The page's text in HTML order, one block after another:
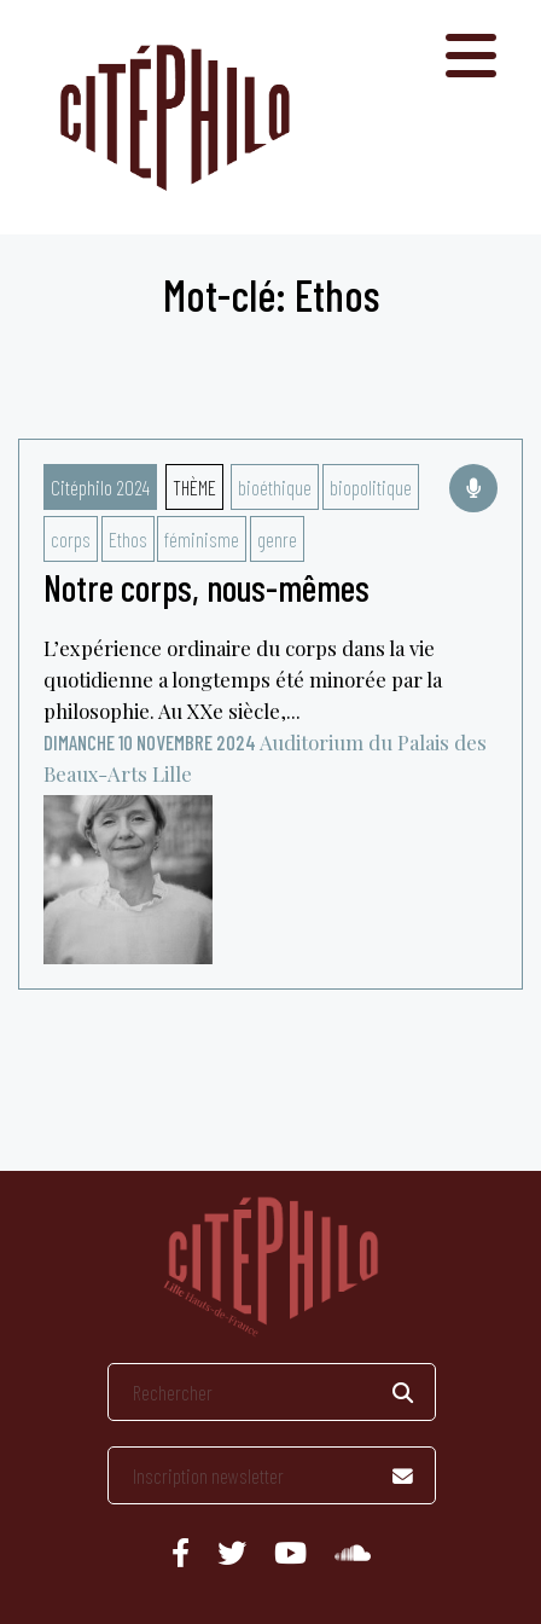
Mot-clé: Ethos
Citéphilo 2024 THÈME bioéthique biopolitique
corps Ethos féminisme genre
Notre corps, nous-mêmes
L’expérience ordinaire du corps dans la vie
quotidienne a longtemps été minorée par la
philosophie. Au XXe siècle,...
DIMANCHE 10 NOVEMBRE 2024 Auditorium du Palais des
Beaux-Arts Lille